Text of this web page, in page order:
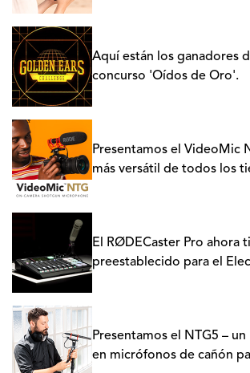
Aquí están los ganadores
concurso 'Oídos de Oro'.
Presentamos el VideoMic
más versátil de todos los
El RØDECaster Pro ahora
preestablecido para el
Presentamos el NTG5 –
en micrófonos de cañón